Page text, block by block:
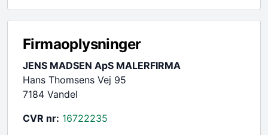
Firmaoplysninger
JENS MADSEN ApS MALERFIRMA
Hans Thomsens Vej 95
7184 Vandel
CVR nr: 16722235